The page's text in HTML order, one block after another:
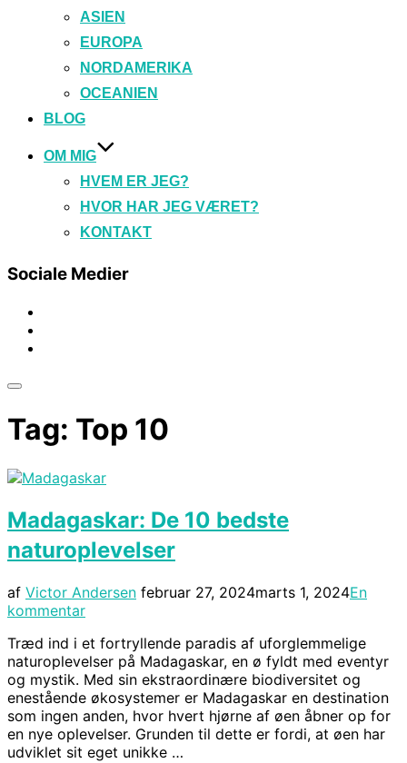
ASIEN
EUROPA
NORDAMERIKA
OCEANIEN
BLOG
OM MIG
HVEM ER JEG?
HVOR HAR JEG VÆRET?
KONTAKT
Sociale Medier
Slå
i
sidekolonne
Tag: Top 10
Madagaskar: De 10 bedste
naturoplevelser
af Victor AndersenUdgivet
februar 27, 2024marts 1, 2024En
kommentar
Træd ind i et fortryllende paradis af uforglemmelige
naturoplevelser på Madagaskar, en ø fyldt med eventyr
og mystik. Med sin ekstraordinære biodiversitet og
enestående økosystemer er Madagaskar en destination
som ingen anden, hvor hvert hjørne af øen åbner op for
en nye oplevelser. Grunden til dette er fordi, at øen har
udviklet sit eget unikke …